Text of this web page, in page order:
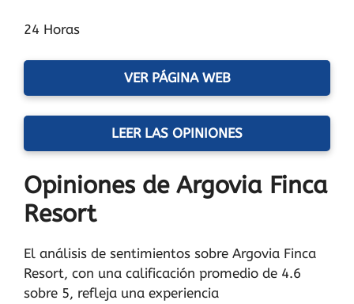
24 Horas
VER PÁGINA WEB
LEER LAS OPINIONES
Opiniones de Argovia Finca
Resort
El análisis de sentimientos sobre Argovia Finca
Resort, con una calificación promedio de 4.6
sobre 5, refleja una experiencia